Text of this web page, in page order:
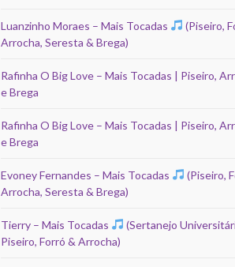
Luanzinho Moraes – Mais Tocadas
(Piseiro,
Arrocha, Seresta & Brega)
Rafinha O Big Love – Mais Tocadas | Piseiro,
e Brega
Rafinha O Big Love – Mais Tocadas | Piseiro,
e Brega
Evoney Fernandes – Mais Tocadas
(Piseiro,
Arrocha, Seresta & Brega)
Tierry – Mais Tocadas
(Sertanejo
Piseiro, Forró & Arrocha)